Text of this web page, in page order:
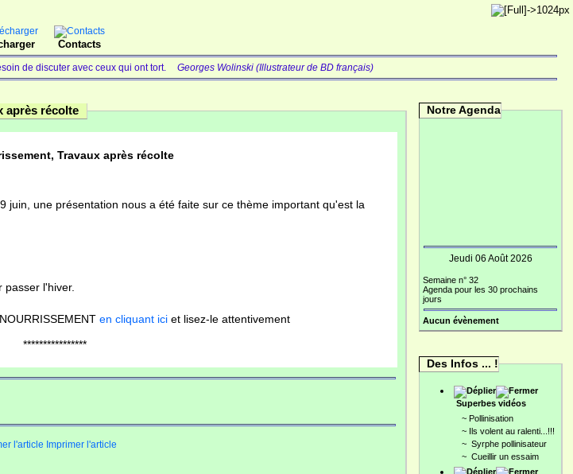
Contacts
de discuter avec ceux qui ont tort. Georges Wolinski (Illustrateur de BD français)
après récolte
Travaux après récolte
juin, une présentation nous a été faite sur ce thème important qu'est la
l'hiver.
en cliquant ici et lisez-le attentivement
****************
Imprimer l'article
Notre Agenda
Jeudi 06 Août 2026
Semaine n° 32
Agenda pour les 30 prochains
jours
Aucun évènement
Des Infos ... !
Superbes vidéos
~ Pollinisation
~ Ils volent au ralenti...!!!
~ Syrphe pollinisateur
~ Cueillir un essaim